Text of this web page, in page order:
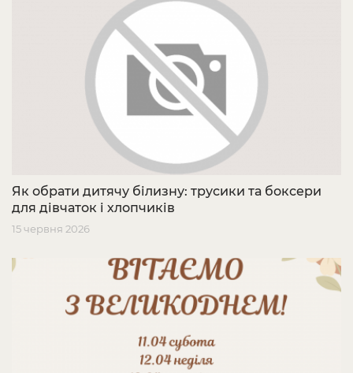
Як обрати дитячу білизну: трусики та боксери
для дівчаток і хлопчиків
15 червня 2026